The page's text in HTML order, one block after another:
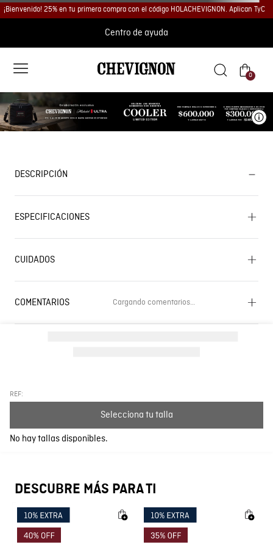
¡Bienvenido! 25% en tu primera compra con el código HOLACHEVIGNON. Aplican TyC
Centro de ayuda
0
REF:
Selecciona tu talla
No hay tallas disponibles.
DESCRIPCIÓN
ESPECIFICACIONES
CUIDADOS
COMENTARIOS Cargando comentarios…
Cargando el resumen…
DESCUBRE MÁS PARA TI